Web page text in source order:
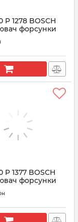
P 1278 BOSCH
форсунки
P 1377 BOSCH
форсунки